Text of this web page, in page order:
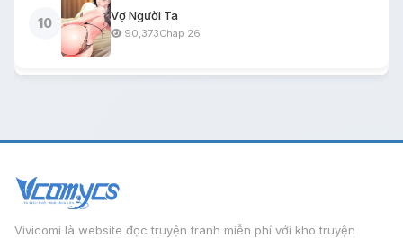
10
Vợ Người Ta
90,373Chap 26
Vivicomi là website đọc truyện tranh miễn phí với kho truyện